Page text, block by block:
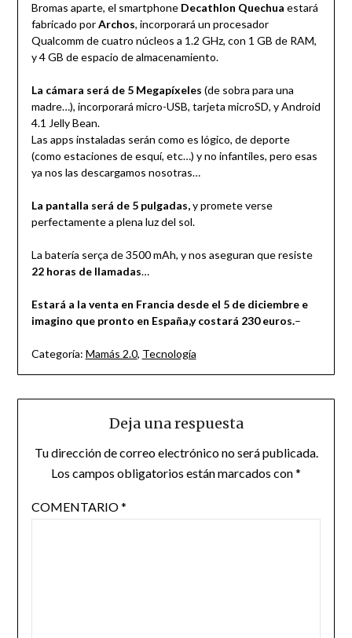
Bromas aparte, el smartphone Decathlon Quechua estará
fabricado porArchos, incorporará un procesador
Qualcomm de cuatro núcleos a 1.2 GHz, con 1 GB de RAM,
y 4 GB de espacio de almacenamiento.
La cámara será de 5 Megapíxeles (de sobra para una
madre…), incorporará micro-USB, tarjeta microSD, y Android
4.1 Jelly Bean.
Las apps instaladas serán como es lógico, de deporte
(como estaciones de esquí, etc…) y no infantiles, pero esas
ya nos las descargamos nosotras…
La pantalla será de 5 pulgadas,y promete verse
perfectamente a plena luz del sol.
La batería serça de 3500 mAh, y nos aseguran que resiste
22 horas de llamadas…
Estará a la venta en Francia desde el 5 de diciembre e
imagino que pronto en España,y costará 230 euros.–
Categoría: Mamás 2.0, Tecnología
Deja una respuesta
Tu dirección de correo electrónico no será publicada.
Los campos obligatorios están marcados con*
COMENTARIO*